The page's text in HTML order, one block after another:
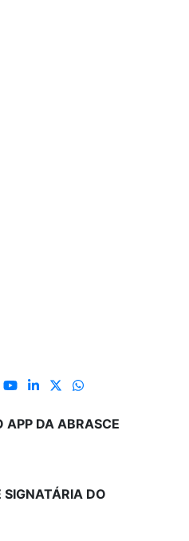
APP DA ABRASCE
SIGNATÁRIA DO